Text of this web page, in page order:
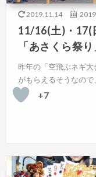
2019.11.14
11/16(土)・17(
「あさくら祭り
昨年の「空飛ぶネギ大
がもらえるそうなの
+7